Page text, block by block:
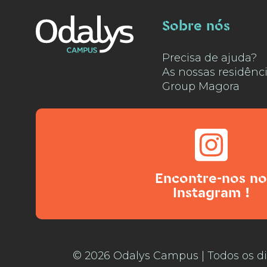
Sobre nós
Precisa de ajuda?
As nossas
Group Magora
Encontre-nos no
Instagram !
© 2026 Odalys Campus | Todos os